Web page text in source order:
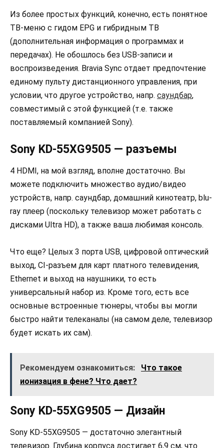
Из более простых функций, конечно, есть понятное
ТВ-меню с гидом EPG и гибридным ТВ
(дополнительная информация о программах и
передачах). Не обошлось без USB-записи и
воспроизведения. Bravia Sync отдает предпочтение
единому пульту дистанционного управления, при
условии, что другое устройство, напр. саундбар,
совместимый с этой функцией (т.е. также
поставляемый компанией Sony).
Sony KD-55XG9505 — разъемы
4 HDMI, на мой взгляд, вполне достаточно. Вы
можете подключить множество аудио/видео
устройств, напр. саундбар, домашний кинотеатр, blu-
ray плеер (поскольку телевизор может работать с
дисками Ultra HD), а также ваша любимая консоль.
Что еще? Целых 3 порта USB, цифровой оптический
выход, CI-разъем для карт платного телевидения,
Ethernet и выход на наушники, то есть
универсальный набор из. Кроме того, есть все
основные встроенные тюнеры, чтобы вы могли
быстро найти телеканалы (на самом деле, телевизор
будет искать их сам).
Рекомендуем ознакомиться:
Что такое
ионизация в фене? Что дает?
Sony KD-55XG9505 — Дизайн
Sony KD-55XG9505 — достаточно элегантный
телевизор. Глубина корпуса достигает 6,9 см, что